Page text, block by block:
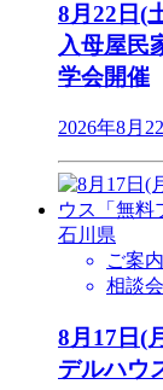
8月22日(
入母屋民
学会開催
2026年8月
石川県
ご案内
相談会
8月17日(
デルハウ